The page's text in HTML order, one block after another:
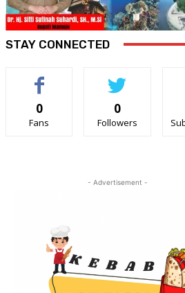
STAY CONNECTED
0
Fans
0
Followers
- Advertisement -